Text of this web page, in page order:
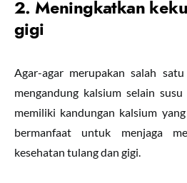
2. Meningkatkan
gigi
Agar-agar merupakan salah
mengandung kalsium selain
memiliki kandungan kalsium
bermanfaat untuk menjaga
kesehatan tulang dan gigi.